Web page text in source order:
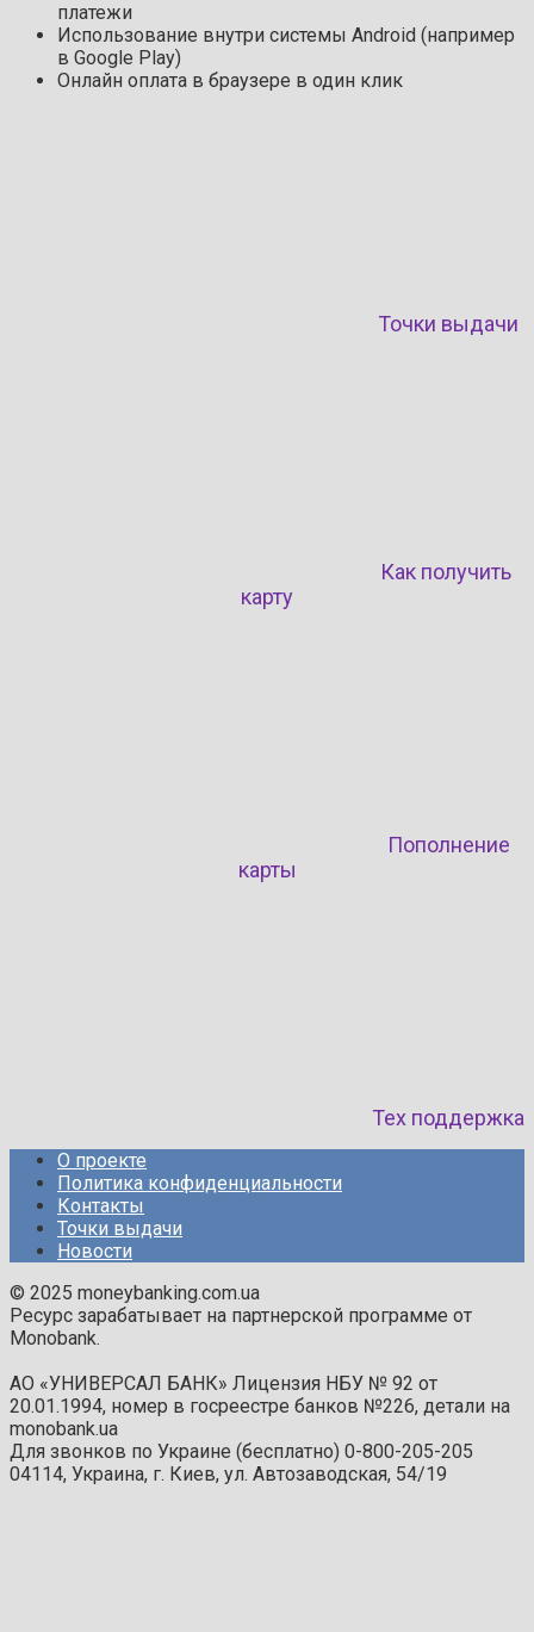
платежи
Использование внутри системы Android (например
в Google Play)
Онлайн оплата в браузере в один клик
Точки выдачи
Как получить
карту
Пополнение
карты
Тех поддержка
О проекте
Политика конфиденциальности
Контакты
Точки выдачи
Новости
© 2025 moneybanking.com.ua
Ресурс зарабатывает на партнерской программе от
Monobank.
АО «УНИВЕРСАЛ БАНК» Лицензия НБУ № 92 от
20.01.1994, номер в госреестре банков №226, детали на
monobank.ua
Для звонков по Украине (бесплатно) 0-800-205-205
04114, Украина, г. Киев, ул. Автозаводская, 54/19